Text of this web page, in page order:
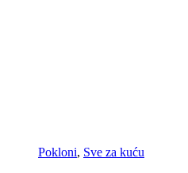
Pokloni, Sve za kuću